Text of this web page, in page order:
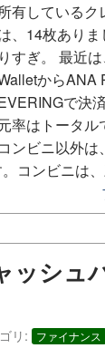
有しているク
、14枚あり
りすぎ。 最近
からANA
で決
率はトータル
コンビニ以外
コンビニは
ッシュ
リ: ファイナンス